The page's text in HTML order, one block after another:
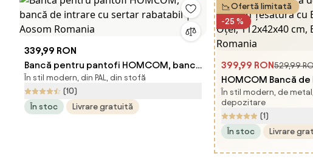
339,99 RON
Bancă pentru pantofi HOMCOM, bancă
de intrare cu sertar rabatabil | Aosom
Romania
În stil modern, din PAL, din stofă
(10)
În stoc
Livrare gratuită
Ofertă limitată
-25 %
399,99 RON529,99
HOMCOM Bancă
din Țesătură cu
Oțel, 112x42x40 cm,
Romania
În stil modern, de
depozitare
(1)
În stoc
Livrare